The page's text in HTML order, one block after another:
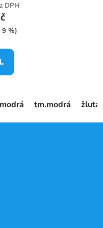
DPH
%)
tm.modrá žlutá